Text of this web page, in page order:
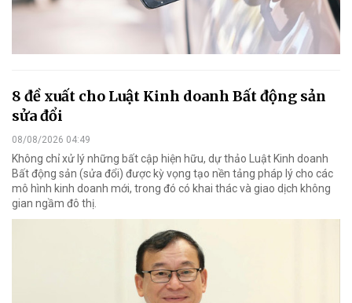
8 đề xuất cho Luật Kinh doanh Bất động sản
sửa đổi
08/08/2026 04:49
Không chỉ xử lý những bất cập hiện hữu, dự thảo Luật Kinh doanh
Bất động sản (sửa đổi) được kỳ vọng tạo nền tảng pháp lý cho các
mô hình kinh doanh mới, trong đó có khai thác và giao dịch không
gian ngầm đô thị.